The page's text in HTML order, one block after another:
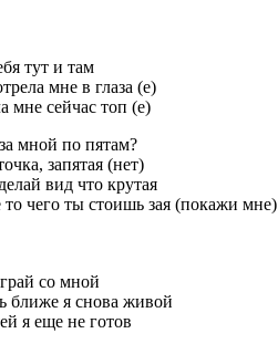
тут и там
мне в глаза (е)
мне сейчас топ (е)
мной по пятам?
запятая (нет)
вид что крутая
чего ты стоишь зая (покажи мне)
со мной
ближе я снова живой
я еще не готов